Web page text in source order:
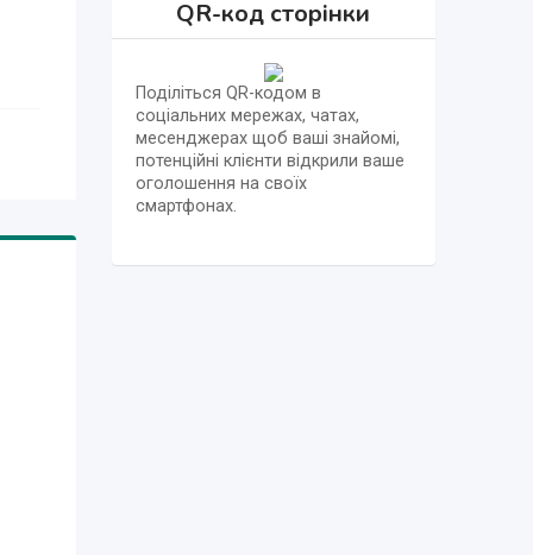
QR-код сторінки
Поділіться QR-кодом в
соціальних мережах, чатах,
месенджерах щоб ваші знайомі,
потенційні клієнти відкрили ваше
оголошення на своїх
смартфонах.